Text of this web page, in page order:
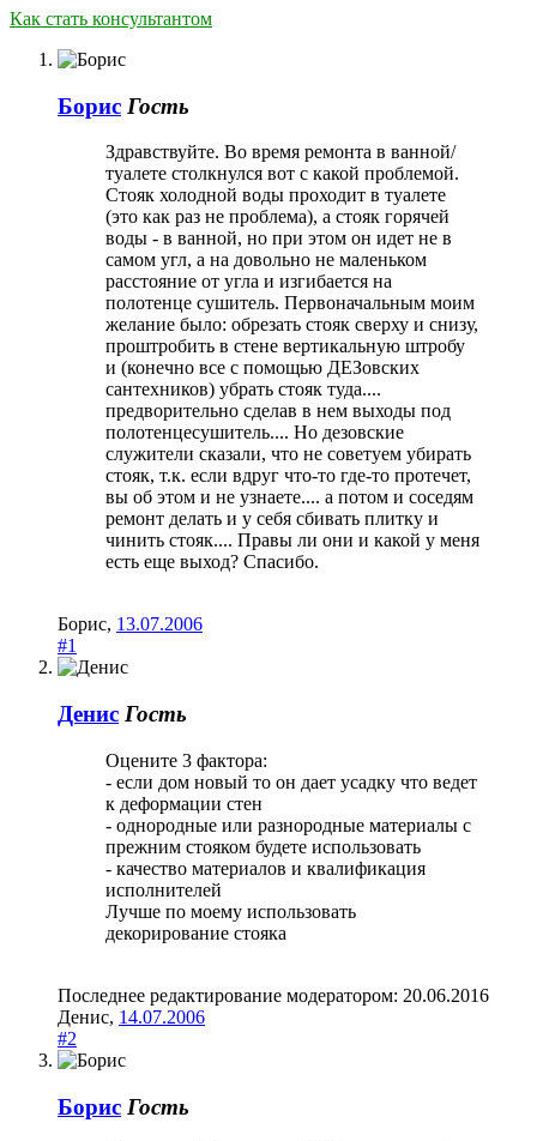
Как стать консультантом
Борис Гость
Здравствуйте. Во время ремонта в ванной/
туалете столкнулся вот с какой проблемой.
Стояк холодной воды проходит в туалете
(это как раз не проблема), а стояк горячей
воды - в ванной, но при этом он идет не в
самом угл, а на довольно не маленьком
расстояние от угла и изгибается на
полотенце сушитель. Первоначальным моим
желание было: обрезать стояк сверху и снизу,
проштробить в стене вертикальную штробу
и (конечно все с помощью ДЕЗовских
сантехников) убрать стояк туда....
предворительно сделав в нем выходы под
полотенцесушитель.... Но дезовские
служители сказали, что не советуем убирать
стояк, т.к. если вдруг что-то где-то протечет,
вы об этом и не узнаете.... а потом и соседям
ремонт делать и у себя сбивать плитку и
чинить стояк.... Правы ли они и какой у меня
есть еще выход? Спасибо.
Борис, 13.07.2006
#1
Денис Гость
Оцените 3 фактора:
- если дом новый то он дает усадку что ведет
к деформации стен
- однородные или разнородные материалы с
прежним стояком будете использовать
- качество материалов и квалификация
исполнителей
Лучше по моему использовать
декорирование стояка
Последнее редактирование модератором: 20.06.2016
Денис, 14.07.2006
#2
Борис Гость